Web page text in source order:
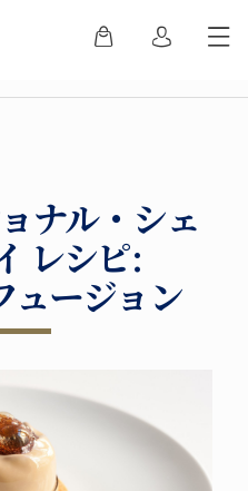
ナル・シェ
レシピ:
ュージョン